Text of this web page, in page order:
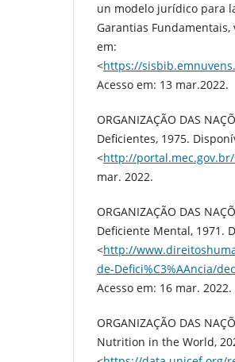
un modelo jurídico para
Garantias Fundamentais,
em:
<https://
Acesso em: 13 mar.2022.
ORGANIZAÇÃO DAS
Deficientes, 1975.
<http://
mar. 2022.
ORGANIZAÇÃO DAS
Deficiente Mental, 1971.
<http://
de-Defici%C3%AAncia/
Acesso em: 16 mar. 2022.
ORGANIZAÇÃO DAS
Nutrition in the World,